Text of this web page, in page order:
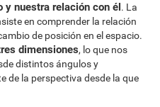
y nuestra relación con él. La
en comprender la relación
de posición en el espacio.
dimensiones, lo que nos
distintos ángulos y
de la perspectiva desde la que